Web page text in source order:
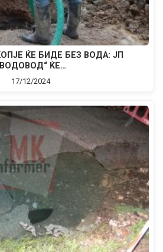
ЌЕ БИДЕ БЕЗ ВОДА: ЈП
ЌЕ…
17/12/2024